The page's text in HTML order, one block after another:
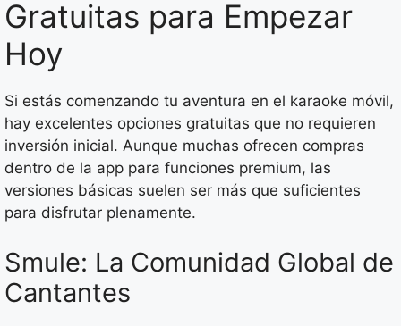
Gratuitas para Empezar
Hoy
Si estás comenzando tu aventura en el karaoke móvil,
hay excelentes opciones gratuitas que no requieren
inversión inicial. Aunque muchas ofrecen compras
dentro de la app para funciones premium, las
versiones básicas suelen ser más que suficientes
para disfrutar plenamente.
Smule: La Comunidad Global de
Cantantes